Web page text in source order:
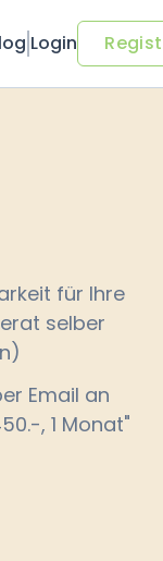
Login
für Ihre
selber
Email an
, 1 Monat"